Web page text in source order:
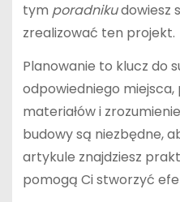
tym poradnikudowiesz
zrealizować ten projekt.
Planowanie to klucz do
odpowiedniego
materiałów i
budowy są niezbędne,
artykule znajdziesz
pomogą Ci stworzyć